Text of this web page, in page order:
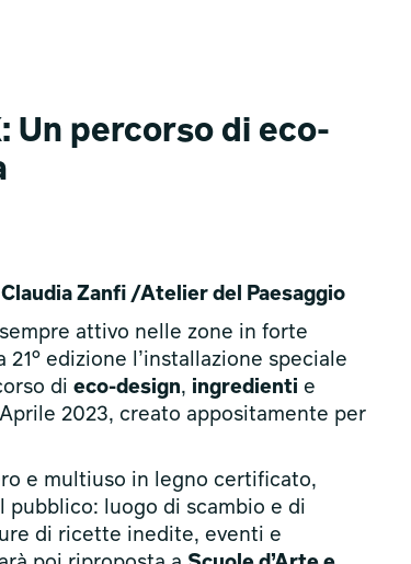
Un percorso di eco-
Zanfi /Atelier del Paesaggio
attivo nelle zone in forte
edizione l’installazione speciale
di eco-design, ingredienti e
2023, creato appositamente per
e multiuso in legno certificato,
luogo di scambio e di
di ricette inedite, eventi e